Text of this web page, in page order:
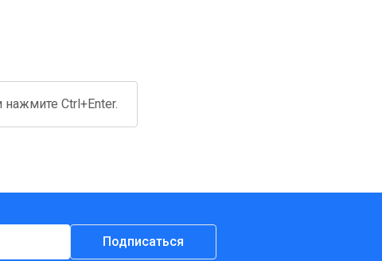
Ctrl+Enter.
Подписаться